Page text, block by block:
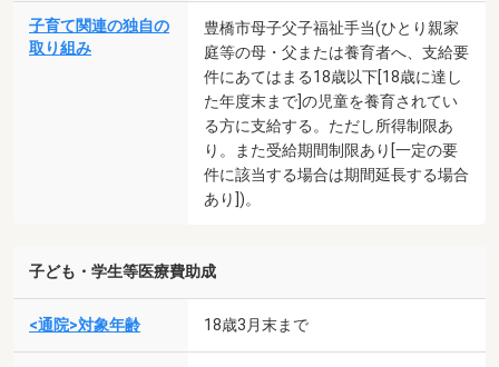
子育て関連の独自の
取り組み
豊橋市母子父子福祉手当(ひとり親家
庭等の母・父または養育者へ、支給要
件にあてはまる18歳以下[18歳に達し
た年度末まで]の児童を養育されてい
る方に支給する。ただし所得制限あ
り。また受給期間制限あり[一定の要
件に該当する場合は期間延長する場合
あり])。
子ども・学生等医療費助成
<通院>対象年齢 18歳3月末まで